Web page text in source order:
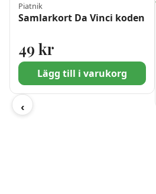
‹
Piatnik
Samlarkort Da Vinci koden
49 kr
Lägg till i varukorg